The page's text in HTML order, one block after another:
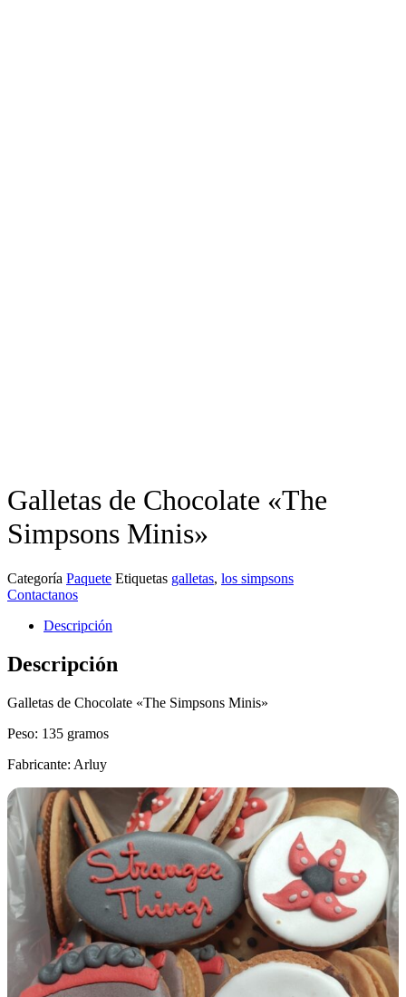
Galletas de Chocolate «The
Simpsons Minis»
Categoría Paquete Etiquetas galletas, los simpsons
Contactanos
Descripción
Descripción
Galletas de Chocolate «The Simpsons Minis»
Peso: 135 gramos
Fabricante: Arluy